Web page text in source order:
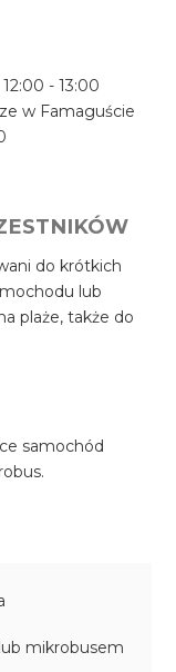
- 13:00
w Famaguście
do krótkich
lub
plaże, także do
samochód
mikrobusem